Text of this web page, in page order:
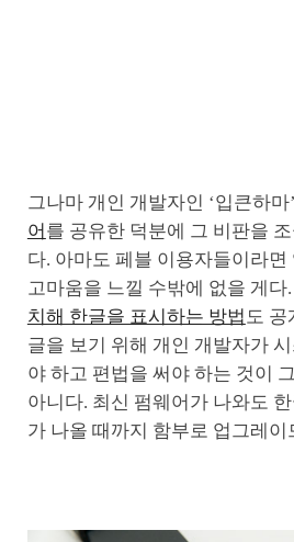
그나마 개인 개발자인 ‘입큰하마
어 를 공유한 덕분에 그 비판을
다. 아마도 페블 이용자들이라
고마움을 느낄 수밖에 없을 게다
치해 한글을 표시하는 방법도 공
글을 보기 위해 개인 개발자가
야 하고 편법을 써야 하는 것이
아니다. 최신 펌웨어가 나와도
가 나올 때까지 함부로 업그레이